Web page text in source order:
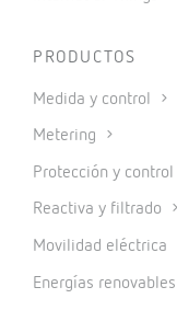
PRODUCTOS
Medida y control
Metering
Protección y control
Reactiva y filtrado
Movilidad eléctrica
Energías renovables